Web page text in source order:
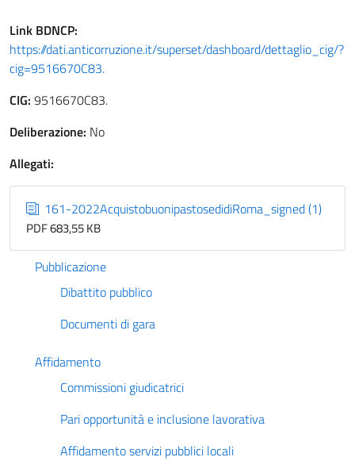
Link BDNCP:
https://dati.anticorruzione.it/superset/dashboard/dettaglio_cig/?
cig=9516670C83.
CIG: 9516670C83.
Deliberazione: No
Allegati:
161-2022AcquistobuonipastosedidiRoma_signed (1)
PDF 683,55 KB
Pubblicazione
Dibattito pubblico
Documenti di gara
Affidamento
Commissioni giudicatrici
Pari opportunità e inclusione lavorativa
Affidamento servizi pubblici locali